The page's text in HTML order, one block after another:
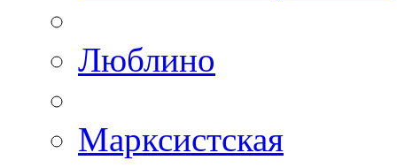
Люблино
Марксистская